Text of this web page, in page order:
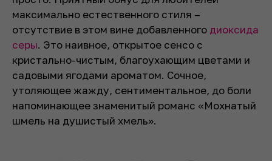
максимально естественного стиля –
отсутствие в этом вине добавленного диоксида
серы. Это наивное, открытое сенсо с
кристально-чистым, благоухающим цветами и
садовыми ягодами ароматом. Сочное,
утоляющее жажду, сентиментальное, до боли
напоминающее знаменитый романс «Мохнатый
шмель на душистый хмель».